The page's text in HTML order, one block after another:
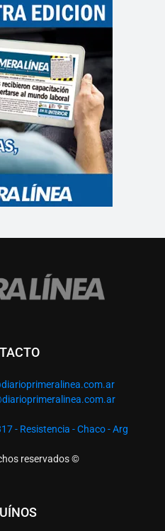
- Resistencia - Chaco - Arg
reservados ©